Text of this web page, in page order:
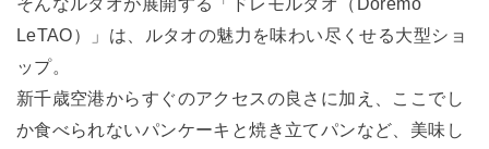
LeTAO）」は、ルタオの魅力を味わい尽くせる大型ショ
ップ。
新千歳空港からすぐのアクセスの良さに加え、ここでし
か食べられないパンケーキと焼き立てパンなど、美味し